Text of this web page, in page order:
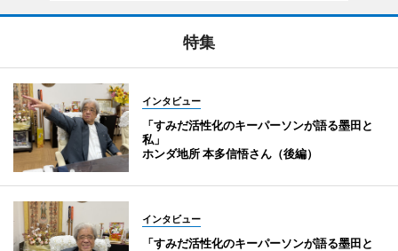
特集
インタビュー
「すみだ活性化のキーパーソンが語る墨田と
私」
ホンダ地所 本多信悟さん（後編）
インタビュー
「すみだ活性化のキーパーソンが語る墨田と